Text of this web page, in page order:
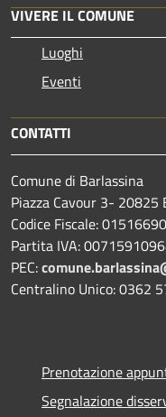
VIVERE IL COMUNE
Luoghi
Eventi
CONTATTI
Comune di Barlassina
Piazza Cavour 3- 20825
Codice Fiscale:
Partita IVA:
PEC:
Centralino Unico: 0362
Prenotazione
Segnalazione